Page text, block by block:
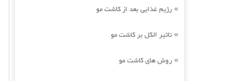
» رژیم غذایی بعد از کاشت مو
» تاثیر الکل بر کاشت مو
» روش های کاشت مو